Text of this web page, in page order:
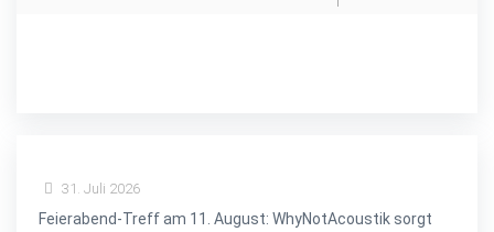
31. Juli 2026
Feierabend-Treff am 11. August: WhyNotAcoustik sorgt